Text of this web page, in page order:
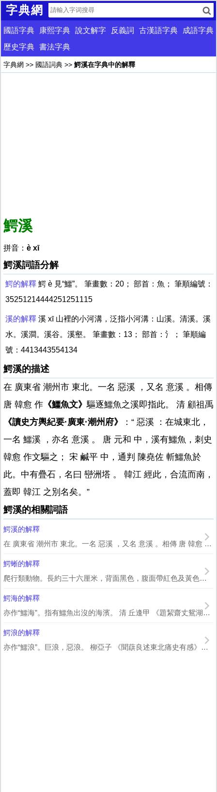
字典網
國語字典 康熙字典 說文解字 反義詞 古漢語字典
成語字典
歷史字典 書法字典
字典網 >> 國語詞典 >> 鰐溪在字典中的解釋
鰐溪
拼音： è xī
鰐溪詞語分解
鰐的解釋 鰐 è 見“鱷”。 筆畫數：20； 部首：魚； 筆順編號：
35251214444251251115
溪的解釋 溪 xī 山裡的小河溝，泛指小河溝：山溪。清溪。溪
水。溪澗。溪谷。溪壑。 筆畫數：13； 部首：氵； 筆順編
號：4413443554134
鰐溪的描述
在 廣東省 潮州市 東北。一名 惡溪 ，又名 意溪 。相傳
唐 韓愈 作 《鱷魚文》驅逐鱷魚之溪即指此。 清 顧祖禹
《讀史方輿紀要·廣東·潮州府》
：“ 惡溪 ：在城東北，
一名 鱷溪 ，亦名 意溪 。 唐 元和 中，溪有鱷魚，刺史
韓愈 作文驅之； 宋 鹹平 中，通判 陳堯佐 斬鱷魚於
此。中有疊石，名曰 巒洲塔 。 韓江 經此，合流而南，
蓋即 韓江 之別名矣。”
鰐溪的相關詞語
鰐溪的解釋
在 廣東省 潮州市 東北。一名 惡溪 ，又名 意溪 。相傳 唐 韓愈 作《鱷...
鰐蜥的解釋
爬行類動物。長約三十六厘米，背面黑色，腹面帶紅色及黃色，有黑斑。背部有顆粒狀鱗和...
鰐海的解釋
亦作“鱷海”。指有鱷魚出沒的海濱。 清 丘逢甲 《題絜齋丈鴛湖舟隱圖》詩之八：...
鰐浪的解釋
亦作“鱷浪”。巨浪，惡浪。 柳亞子 《聞蕻良述東北痛史有感》詩：“鱷浪鯨波堪雪涕...